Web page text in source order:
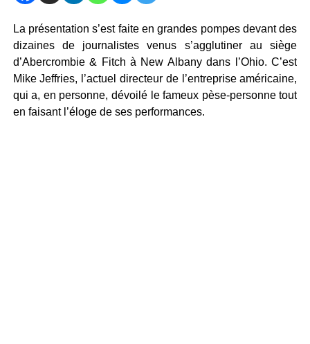
La présentation s’est faite en grandes pompes devant des
dizaines de journalistes venus s’agglutiner au siège
d’Abercrombie & Fitch à New Albany dans l’Ohio. C’est
Mike Jeffries, l’actuel directeur de l’entreprise américaine,
qui a, en personne, dévoilé le fameux pèse-personne tout
en faisant l’éloge de ses performances.